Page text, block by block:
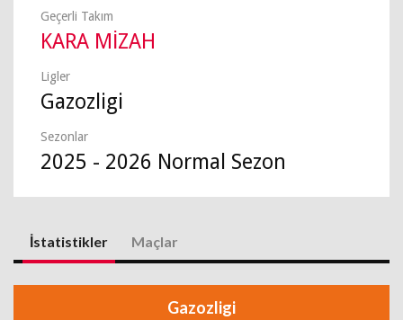
Geçerli Takım
KARA MİZAH
Ligler
Gazozligi
Sezonlar
2025 - 2026 Normal Sezon
İstatistikler Maçlar
Gazozligi